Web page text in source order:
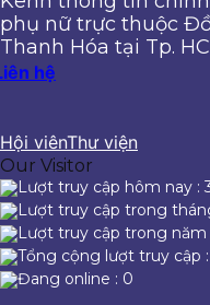
phụ nữ trực thuộc
Thanh Hóa tại Tp.
hệ
Hội viênThư viện
Our Visitor
Lượt truy cập hôm nay :
Lượt truy cập trong
Lượt truy cập trong năm
Tổng cộng lượt truy cập :
Đang online : 0